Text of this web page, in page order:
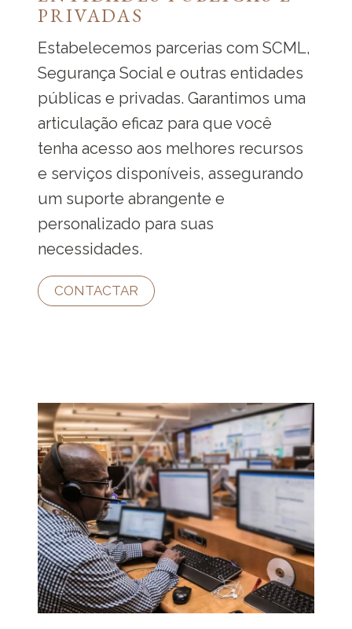
PRIVADAS
Estabelecemos parcerias com SCML,
Segurança Social e outras entidades
públicas e privadas. Garantimos uma
articulação eficaz para que você
tenha acesso aos melhores recursos
e serviços disponíveis, assegurando
um suporte abrangente e
personalizado para suas
necessidades.
CONTACTAR